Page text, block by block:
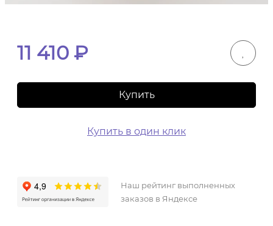
11 410 ₽
Купить
Купить в один клик
Наш рейтинг выполненных
заказов в Яндексе